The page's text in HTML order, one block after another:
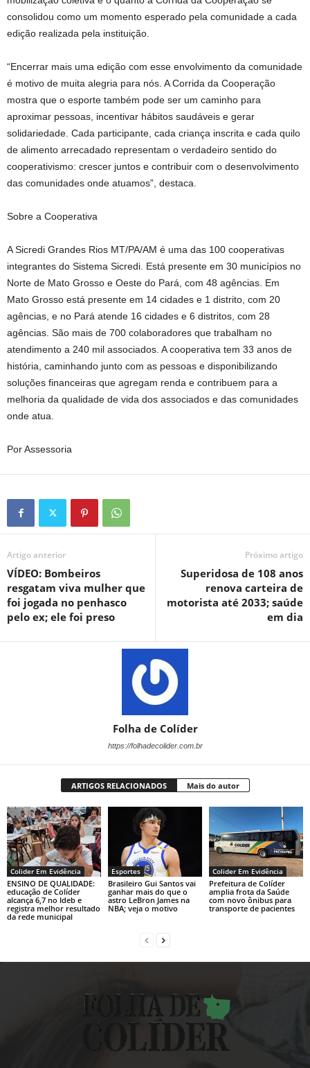
consolidou como um momento esperado pela comunidade a cada
edição realizada pela instituição.
“Encerrar mais uma edição com esse envolvimento da comunidade
é motivo de muita alegria para nós. A Corrida da Cooperação
mostra que o esporte também pode ser um caminho para
aproximar pessoas, incentivar hábitos saudáveis e gerar
solidariedade. Cada participante, cada criança inscrita e cada quilo
de alimento arrecadado representam o verdadeiro sentido do
cooperativismo: crescer juntos e contribuir com o desenvolvimento
das comunidades onde atuamos”, destaca.
Sobre a Cooperativa
A Sicredi Grandes Rios MT/PA/AM é uma das 100 cooperativas
integrantes do Sistema Sicredi. Está presente em 30 municípios no
Norte de Mato Grosso e Oeste do Pará, com 48 agências. Em
Mato Grosso está presente em 14 cidades e 1 distrito, com 20
agências, e no Pará atende 16 cidades e 6 distritos, com 28
agências. São mais de 700 colaboradores que trabalham no
atendimento a 240 mil associados. A cooperativa tem 33 anos de
história, caminhando junto com as pessoas e disponibilizando
soluções financeiras que agregam renda e contribuem para a
melhoria da qualidade de vida dos associados e das comunidades
onde atua.
Por Assessoria
Artigo anterior
VÍDEO: Bombeiros
resgatam viva mulher que
foi jogada no penhasco
pelo ex; ele foi preso
Próximo artigo
Superidosa de 108 anos
renova carteira de
motorista até 2033; saúde
em dia
Folha de Colíder
https://folhadecolider.com.br
ARTIGOS RELACIONADOS Mais do autor
Colider Em Evidência
ENSINO DE QUALIDADE:
educação de Colíder
alcança 6,7 no Ideb e
registra melhor resultado
da rede municipal
Esportes
Brasileiro Gui Santos vai
ganhar mais do que o
astro LeBron James na
NBA; veja o motivo
Colider Em Evidência
Prefeitura de Colíder
amplia frota da Saúde
com novo ônibus para
transporte de pacientes